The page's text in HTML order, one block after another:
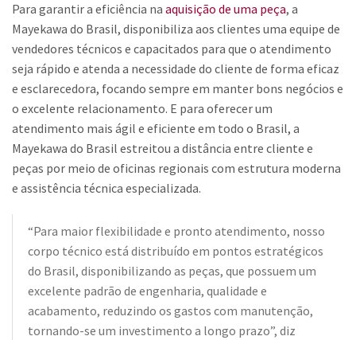
Para garantir a eficiência na aquisição de uma peça, a
Mayekawa do Brasil, disponibiliza aos clientes uma equipe de
vendedores técnicos e capacitados para que o atendimento
seja rápido e atenda a necessidade do cliente de forma eficaz
e esclarecedora, focando sempre em manter bons negócios e
o excelente relacionamento. E para oferecer um
atendimento mais ágil e eficiente em todo o Brasil, a
Mayekawa do Brasil estreitou a distância entre cliente e
peças por meio de oficinas regionais com estrutura moderna
e assistência técnica especializada.
“Para maior flexibilidade e pronto atendimento, nosso
corpo técnico está distribuído em pontos estratégicos
do Brasil, disponibilizando as peças, que possuem um
excelente padrão de engenharia, qualidade e
acabamento, reduzindo os gastos com manutenção,
tornando-se um investimento a longo prazo”, diz